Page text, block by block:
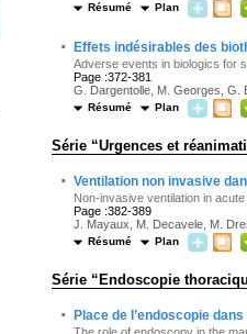
Résumé Plan
· Effets indésirables des
Adverse events in biologics for
Page :372-381
G. Dargentolle, M. Georges, G.
Résumé Plan
Série “Urgences et
· Ventilation non invasive
Non-invasive ventilation in
Page :382-389
J. Mayaux, M. Decavele, M.
Résumé Plan
Série “Endoscopie
· Place de l’endoscopie